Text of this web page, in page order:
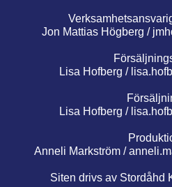
Jon Mattias Högberg /
Lisa Hofberg /
Lisa Hofberg /
Anneli Markström /
Siten drivs av Stordåhd